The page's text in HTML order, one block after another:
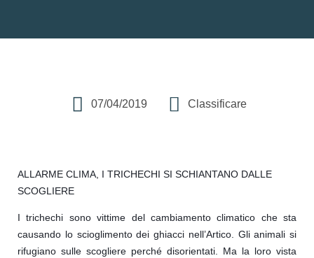
07/04/2019 Classificare
ALLARME CLIMA, I TRICHECHI SI SCHIANTANO DALLE
SCOGLIERE
I trichechi sono vittime del cambiamento climatico che sta
causando lo scioglimento dei ghiacci nell’Artico. Gli animali si
rifugiano sulle scogliere perché disorientati. Ma la loro vista